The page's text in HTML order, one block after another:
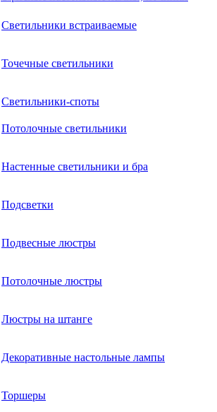
Светильники встраиваемые
Точечные светильники
Светильники-споты
Потолочные светильники
Настенные светильники и бра
Подсветки
Подвесные люстры
Потолочные люстры
Люстры на штанге
Декоративные настольные лампы
Торшеры